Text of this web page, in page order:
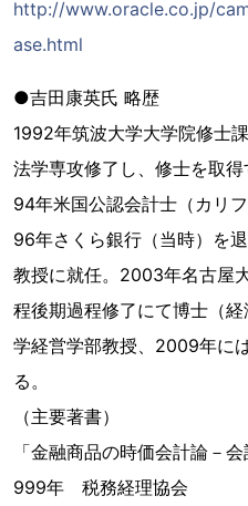
http://www.oracle.co.jp/
ase.html
●吉田康英氏 略歴
1992年筑波大学大学院修士
法学専攻修了し、修士を取
94年米国公認会計士（カリ
96年さくら銀行（当時）を
教授に就任。2003年名古屋
程後期過程修了にて博士（
学経営学部教授、2009年に
る。
（主要著書）
「金融商品の時価会計論－
999年 税務経理協会